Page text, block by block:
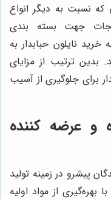
که نسبت به دیگر انواع
جهت بسته بندی
نایلون حبابدار به
ترتیب از مزایای
برای جلوگیری از آسیب
و عرضه کننده
پیشرو در زمینه تولید
بهره‌گیری از مواد اولیه